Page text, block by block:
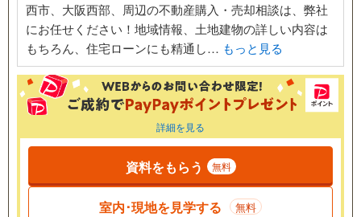
西市、大阪西部、周辺の不動産購入・売却相談は、弊社
にお任せください！地域情報、土地建物の詳しい内容は
もちろん、住宅ローンにも精通し… もっと見る
詳細を見る
資料をもらう 無料
室内･現地を見学する 無料